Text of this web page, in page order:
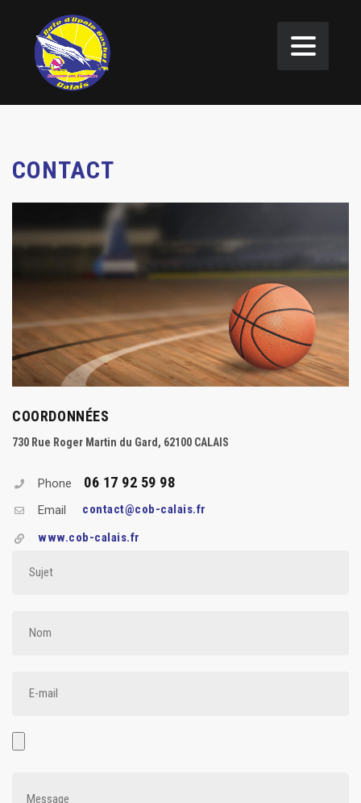
CONTACT
COORDONNÉES
730 Rue Roger Martin du Gard, 62100 CALAIS
Phone 06 17 92 59 98
Email
contact@cob-calais.fr
www.cob-calais.fr